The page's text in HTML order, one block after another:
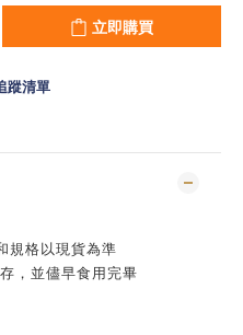
立即購買
蹤清單
規格以現貨為準
，並儘早食用完畢